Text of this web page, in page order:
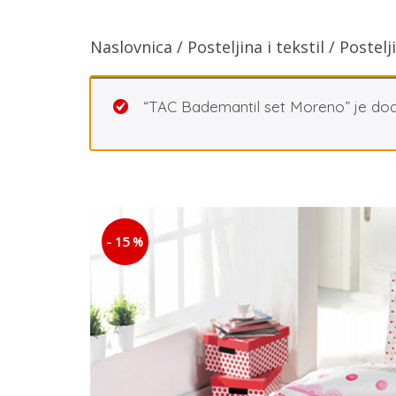
Naslovnica / Posteljina i tekstil /
“TAC Bademantil set Moreno” je
- 15 %